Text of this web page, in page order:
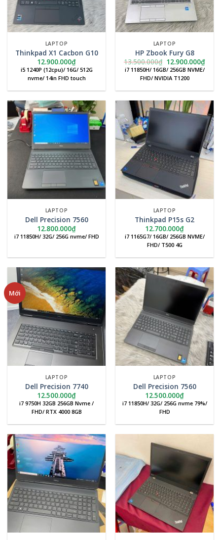
LAPTOP
Thinkpad X1 Cacbon G10
12.900.000₫
i5 1240P (12cpu)/ 16G/ 512G
nvme/ 14in FHD touch
LAPTOP
HP Zbook Fury G8
13.500.000₫ Giá
gốc
là:
13.500.000₫.
12.900.000₫Giá
i7 11850H/ 16GB/ 256GB NVME/
FHD/ NVIDIA T1200
LAPTOP
Dell Precision 7560
12.800.000₫
i7 11850H/ 32G/ 256G nvme/ FHD
LAPTOP
Thinkpad P15s G2
12.700.000₫
i7 1165G7/ 16GB/ 256GB NVME/
FHD/ T500 4G
Mới
LAPTOP
Dell Precision 7740
12.500.000₫
i7 9750H 32GB 256GB Nvme /
FHD/ RTX 4000 8GB
LAPTOP
Dell Precision 7560
12.500.000₫
i7 11850H/ 32G/ 256G nvme 79%/
FHD